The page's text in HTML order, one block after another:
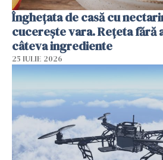
Înghețata de casă cu
cucerește vara. Rețeta fără
câteva ingrediente
25 IULIE 2026